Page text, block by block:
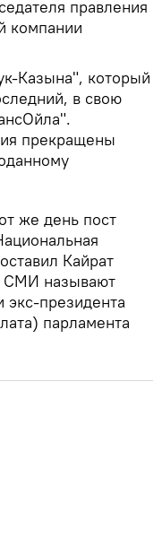
правления
компании
Казына", который
в свою
прекращены
же день пост
Кайрат
СМИ называют
президента
парламента